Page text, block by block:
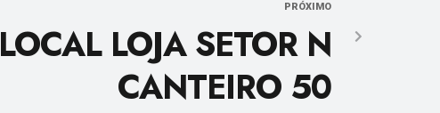
PRÓXIMO
LOCAL LOJA SETOR N
CANTEIRO 50